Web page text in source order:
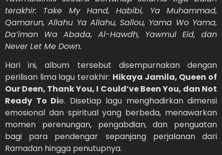
terakhir: Take My Hand, Habibi, Ya Muhammad,
Qamarun, Allahu Ya Allahu, Sallou, Yama Wo Yama,
Da’iman Wa Abada, Al-Hawdh, Yawmul Eid, dan
Never Let Me Down.
Hari ini, album tersebut disempurnakan dengan
perilisan lima lagu terakhir: Hikaya Jamila, Queen of
Our Deen, Thank You, I Could’ve Been You, dan Not
Ready To Die. Disetiap lagu menghadirkan dimensi
emosional dan spiritual yang berbeda, menawarkan
momen perenungan, pengabdian, dan penguatan
bagi para pendengar sepanjang perjalanan dari
Ramadan hingga penutupnya.